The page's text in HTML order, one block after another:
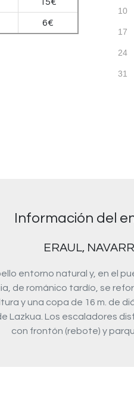
6€
Información del
ERAUL,
entorno natural y, en el
de románico tardío, se
y una copa de 16 m. de
Lazkua. Los escaladores
con frontón (rebote) y